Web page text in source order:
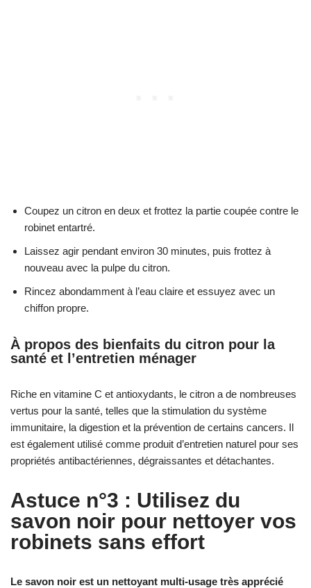
Coupez un citron en deux et frottez la partie coupée contre le
robinet entartré.
Laissez agir pendant environ 30 minutes, puis frottez à
nouveau avec la pulpe du citron.
Rincez abondamment à l’eau claire et essuyez avec un
chiffon propre.
À propos des bienfaits du citron pour la
santé et l’entretien ménager
Riche en vitamine C et antioxydants, le citron a de nombreuses
vertus pour la santé, telles que la stimulation du système
immunitaire, la digestion et la prévention de certains cancers. Il
est également utilisé comme produit d’entretien naturel pour ses
propriétés antibactériennes, dégraissantes et détachantes.
Astuce n°3 : Utilisez du
savon noir pour nettoyer vos
robinets sans effort
Le savon noir est un nettoyant multi-usage très apprécié